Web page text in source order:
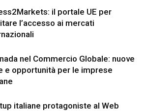
il portale UE per
l’accesso ai mercati
nel Commercio Globale: nuove
e opportunità per le imprese
italiane protagoniste al Web